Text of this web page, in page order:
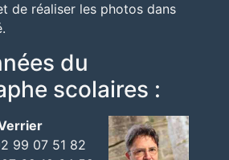
de réaliser les photos dans
du
scolaires :
99 07 51 82